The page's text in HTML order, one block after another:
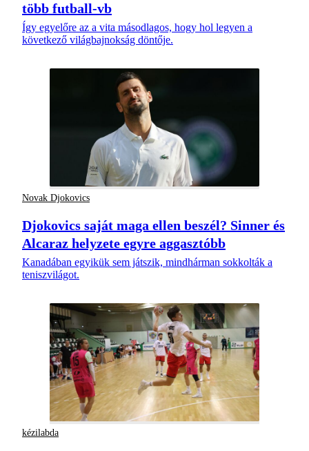
több futball-vb
Így egyelőre az a vita másodlagos, hogy hol legyen a
következő világbajnokság döntője.
Novak Djokovics
Djokovics saját maga ellen beszél? Sinner és
Alcaraz helyzete egyre aggasztóbb
Kanadában egyikük sem játszik, mindhárman sokkolták a
teniszvilágot.
kézilabda